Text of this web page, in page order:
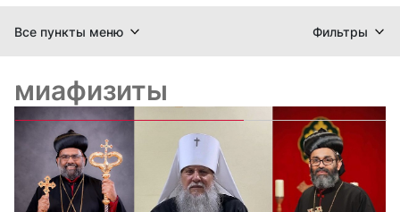
Все пункты меню Фильтры
миафизиты